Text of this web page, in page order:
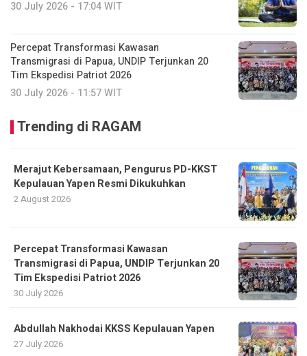
30 July 2026 - 17:04 WIT
Percepat Transformasi Kawasan
Transmigrasi di Papua, UNDIP Terjunkan 20
Tim Ekspedisi Patriot 2026
30 July 2026 - 11:57 WIT
Trending di RAGAM
Merajut Kebersamaan, Pengurus PD-KKST
Kepulauan Yapen Resmi Dikukuhkan
2 August 2026
Percepat Transformasi Kawasan
Transmigrasi di Papua, UNDIP Terjunkan 20
Tim Ekspedisi Patriot 2026
30 July 2026
Abdullah Nakhodai KKSS Kepulauan Yapen
27 July 2026